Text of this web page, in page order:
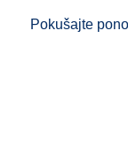
Pokušajte